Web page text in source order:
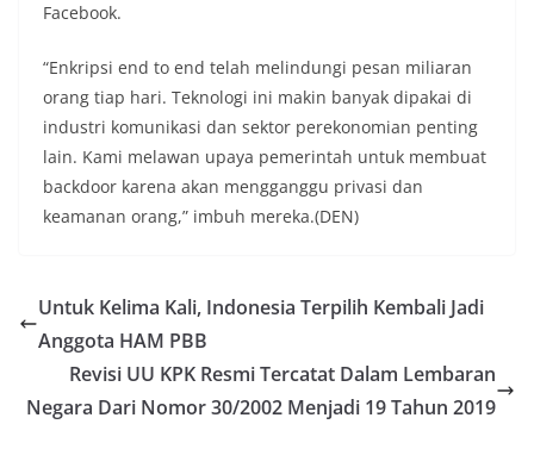
Facebook.
“Enkripsi end to end telah melindungi pesan miliaran
orang tiap hari. Teknologi ini makin banyak dipakai di
industri komunikasi dan sektor perekonomian penting
lain. Kami melawan upaya pemerintah untuk membuat
backdoor karena akan mengganggu privasi dan
keamanan orang,” imbuh mereka.(DEN)
Untuk Kelima Kali, Indonesia Terpilih Kembali Jadi
Anggota HAM PBB
Revisi UU KPK Resmi Tercatat Dalam Lembaran
Negara Dari Nomor 30/2002 Menjadi 19 Tahun 2019